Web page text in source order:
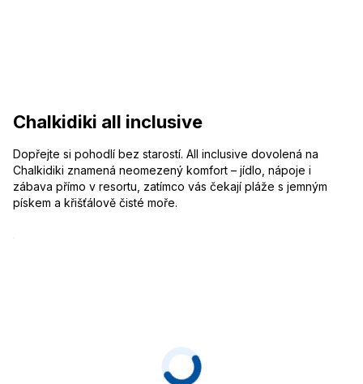
Chalkidiki all inclusive
Dopřejte si pohodlí bez starostí. All inclusive dovolená na
Chalkidiki znamená neomezený komfort – jídlo, nápoje i
zábava přímo v resortu, zatímco vás čekají pláže s jemným
pískem a křišťálově čisté moře.